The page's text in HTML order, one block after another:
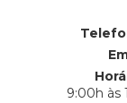
9:00h às